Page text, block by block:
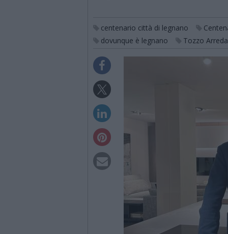
centenario città di legnano
dovunque è legnano
Tozzo